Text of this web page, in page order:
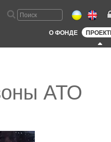
О ФОНДЕ
АТО